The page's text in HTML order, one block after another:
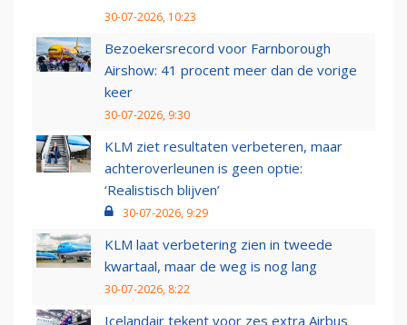
30-07-2026, 10:23
Bezoekersrecord voor Farnborough
Airshow: 41 procent meer dan de vorige
keer
30-07-2026, 9:30
KLM ziet resultaten verbeteren, maar
achteroverleunen is geen optie:
‘Realistisch blijven’
30-07-2026, 9:29
KLM laat verbetering zien in tweede
kwartaal, maar de weg is nog lang
30-07-2026, 8:22
Icelandair tekent voor zes extra Airbus